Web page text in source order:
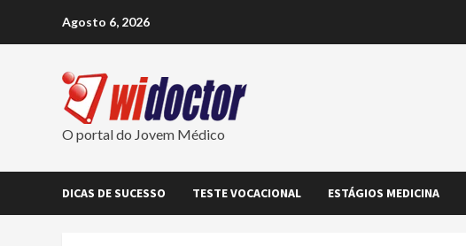
Agosto 6, 2026
O portal do Jovem Médico
DICAS DE SUCESSO TESTE VOCACIONAL ESTÁGIOS MEDICINA